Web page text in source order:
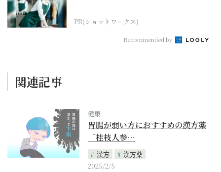
PR(ショットワークス)
Recommended by
関連記事
健康
胃腸が弱い方におすすめの漢方薬
「桂枝人参…
漢方
漢方薬
2025/2/5